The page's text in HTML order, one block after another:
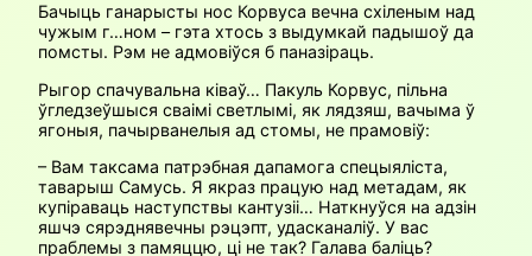
Бачыць ганарысты нос Корвуса вечна схіленым над
чужым г…ном – гэта хтось з выдумкай падышоў да
помсты. Рэм не адмовіўся б паназіраць.
Рыгор спачувальна ківаў… Пакуль Корвус, пільна
ўгледзеўшыся сваімі светлымі, як лядзяш, вачыма ў
ягоныя, пачырванелыя ад стомы, не прамовіў:
– Вам таксама патрэбная дапамога спецыяліста,
таварыш Самусь. Я якраз працую над метадам, як
купіраваць наступствы кантузіі… Наткнуўся на адзін
яшчэ сярэднявечны рэцэпт, удасканаліў. У вас
праблемы з памяц­цю, ці не так? Галава баліць?